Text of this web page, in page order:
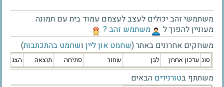
משתמשי זהב יכולים לעצב לעצמם עמוד בית עם תמונה
מעוניין להפוך ל
‫משתמש זהב ?‬
משחקים אחרונים באתר (שחמט און ליין ושחמט בהתכתבות)
סוג עדכון אחרון לבן שחור פתיחה תוצאה הצג
משתתף בטורנירים הבאים